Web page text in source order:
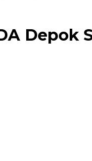
Depok